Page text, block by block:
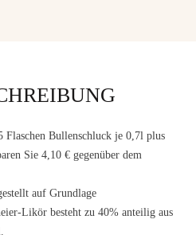
Flaschen Bullenschluck je 0,7l plus
Sie 4,10 € gegenüber dem
auf Grundlage
Likör besteht zu 40% anteilig aus